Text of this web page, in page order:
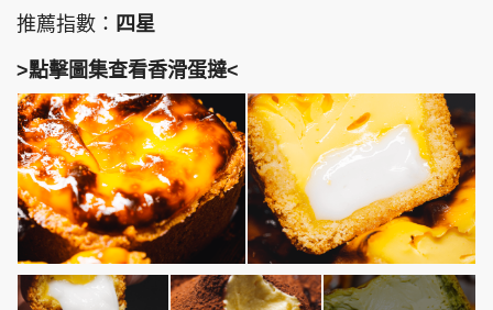
推薦指數： 四星
>點擊圖集查看香滑蛋撻<